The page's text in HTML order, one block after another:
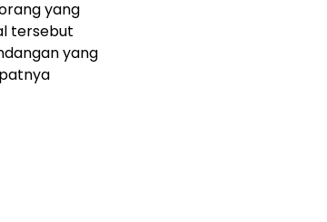
yang
tersebut
yang